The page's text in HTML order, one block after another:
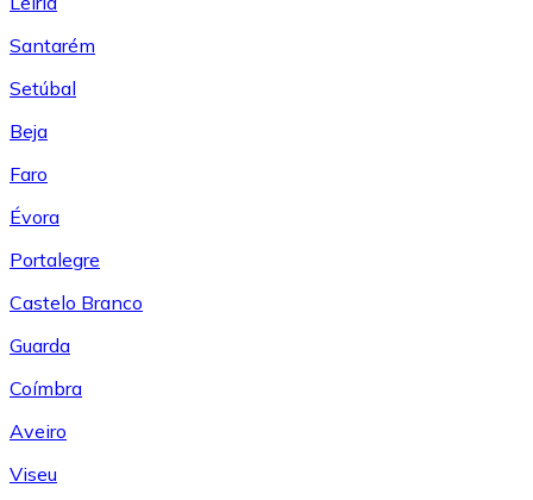
Santarém
Setúbal
Beja
Faro
Évora
Portalegre
Castelo Branco
Guarda
Coímbra
Aveiro
Viseu